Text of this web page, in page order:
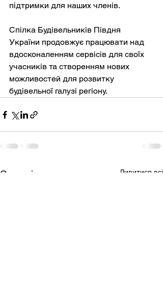
підтримки для наших членів.
Спілка Будівельників Півдня
України продовжує працювати над
вдосконаленням сервісів для своїх
учасників та створенням нових
можливостей для розвитку
будівельної галузі регіону.
Останні пости Дивитися всі